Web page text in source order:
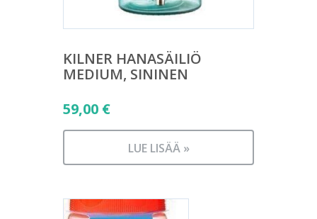
KILNER HANASÄILIÖ
MEDIUM, SININEN
59,00 €
LUE LISÄÄ »